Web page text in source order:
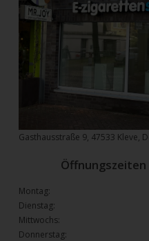
Gasthausstraße 9, 47533 Kleve,
Öffnungszeiten
Montag:
Dienstag:
Mittwochs:
Donnerstag: